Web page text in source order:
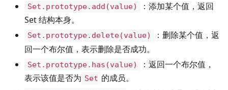
Set.prototype.add(value)
：添加某个值，返回
Set 结构本身。
Set.prototype.delete(value)
：删除某个值，返
回一个布尔值，表示删除是否成功。
Set.prototype.has(value)
：返回一个布尔值，
表示该值是否为 Set 的成员。